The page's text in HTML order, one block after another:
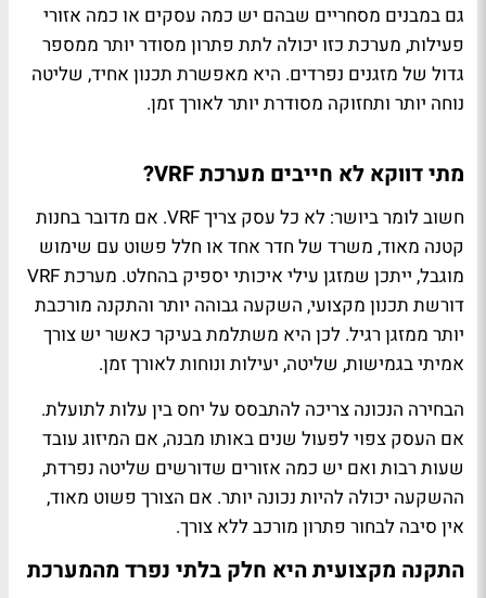
גם במבנים מסחריים שבהם יש כמה עסקים או כמה אזורי
פעילות, מערכת כזו יכולה לתת פתרון מסודר יותר ממספר
גדול של מזגנים נפרדים. היא מאפשרת תכנון אחיד, שליטה
נוחה יותר ותחזוקה מסודרת יותר לאורך זמן.
מתי דווקא לא חייבים מערכת VRF?
חשוב לומר ביושר: לא כל עסק צריך VRF. אם מדובר בחנות
קטנה מאוד, משרד של חדר אחד או חלל פשוט עם שימוש
מוגבל, ייתכן שמזגן עילי איכותי יספיק בהחלט. מערכת VRF
דורשת תכנון מקצועי, השקעה גבוהה יותר והתקנה מורכבת
יותר ממזגן רגיל. לכן היא משתלמת בעיקר כאשר יש צורך
אמיתי בגמישות, שליטה, יעילות ונוחות לאורך זמן.
הבחירה הנכונה צריכה להתבסס על יחס בין עלות לתועלת.
אם העסק צפוי לפעול שנים באותו מבנה, אם המיזוג עובד
שעות רבות ואם יש כמה אזורים שדורשים שליטה נפרדת,
ההשקעה יכולה להיות נכונה יותר. אם הצורך פשוט מאוד,
אין סיבה לבחור פתרון מורכב ללא צורך.
התקנה מקצועית היא חלק בלתי נפרד מהמערכת